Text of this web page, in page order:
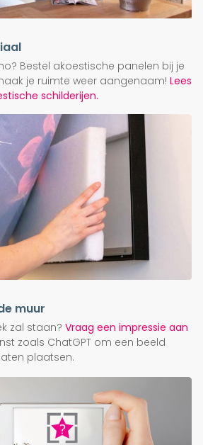
Bestel akoestische panelen bij je
je ruimte weer aangenaam! Lees
schilderijen.
muur
zal staan? Vraag een impressie aan
zoals ChatGPT om een beeld
plaatsen.